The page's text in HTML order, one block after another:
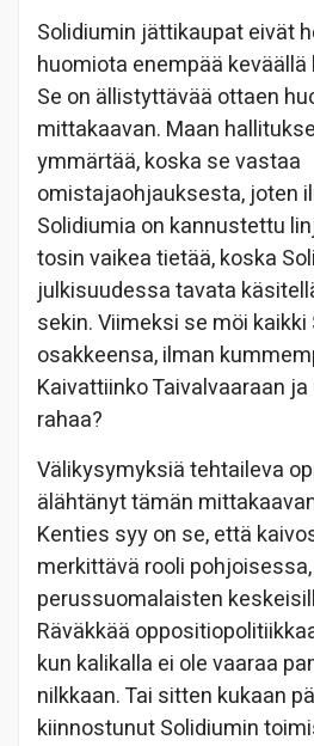
Solidiumin jättikaupat eivät
huomiota enempää keväällä
Se on ällistyttävää ottaen
mittakaavan. Maan
ymmärtää, koska se vastaa
omistajaohjauksesta, joten
Solidiumia on kannustettu
tosin vaikea tietää, koska
julkisuudessa tavata
sekin. Viimeksi se möi kaikki
osakkeensa, ilman
Kaivattiinko Taivalvaaraan
rahaa?
Välikysymyksiä tehtaileva
älähtänyt tämän
Kenties syy on se, että
merkittävä rooli
perussuomalaisten
Räväkkää
kun kalikalla ei ole vaaraa
nilkkaan. Tai sitten kukaan
kiinnostunut Solidiumin